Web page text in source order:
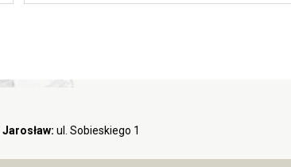
Jarosław: ul. Sobieskiego 1